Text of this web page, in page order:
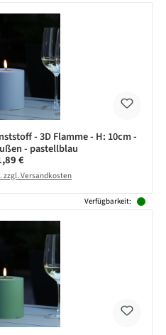
- 3D Flamme - H: 10cm -
- pastellblau
Preis:
€
zzgl. Versandkosten
Verfügbarkeit: